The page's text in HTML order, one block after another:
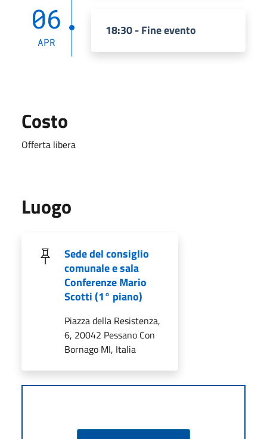
06
APR
18:30 - Fine evento
Costo
Offerta libera
Luogo
Sede del consiglio
comunale e sala
Conferenze Mario
Scotti (1° piano)
Piazza della Resistenza,
6, 20042 Pessano Con
Bornago MI, Italia